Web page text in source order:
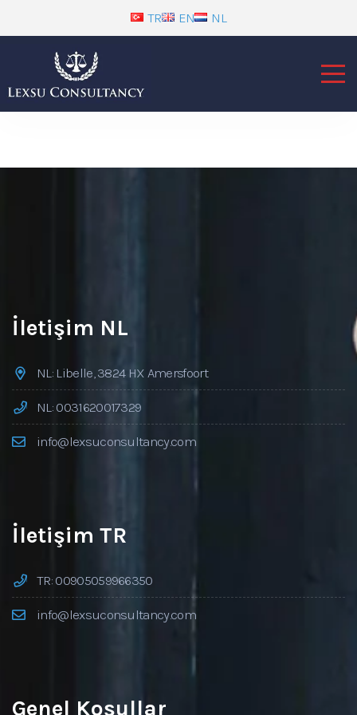
TR EN NL
İletişim NL
NL: Libelle, 3824 HX Amersfoort
NL: 0031620017329
info@lexsuconsultancy.com
İletişim TR
TR: 00905059966350
info@lexsuconsultancy.com
Genel Koşullar